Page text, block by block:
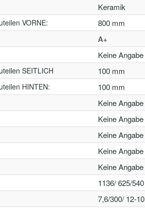
Keramik
VORNE: 800 mm
A+
Keine Angabe
SEITLICH 100 mm
HINTEN: 100 mm
Keine Angabe
Keine Angabe
Keine Angabe
Keine Angabe
Keine Angabe
1136/ 625/540
7,6/300/ 12-10